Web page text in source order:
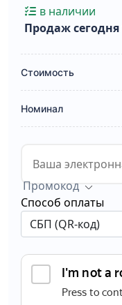
в наличии
Продаж сегодня
Стоимость
Номинал
Промокод
Способ оплаты